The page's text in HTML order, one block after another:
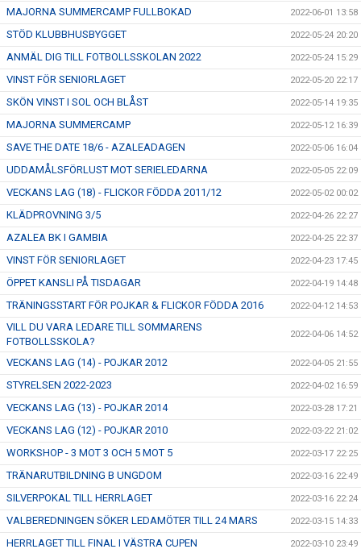
MAJORNA SUMMERCAMP FULLBOKAD 2022-06-01 13:58
STÖD KLUBBHUSBYGGET 2022-05-24 20:20
ANMÄL DIG TILL FOTBOLLSSKOLAN 2022 2022-05-24 15:29
VINST FÖR SENIORLAGET 2022-05-20 22:17
SKÖN VINST I SOL OCH BLÅST 2022-05-14 19:35
MAJORNA SUMMERCAMP 2022-05-12 16:39
SAVE THE DATE 18/6 - AZALEADAGEN 2022-05-06 16:04
UDDAMÅLSFÖRLUST MOT SERIELEDARNA 2022-05-05 22:09
VECKANS LAG (18) - FLICKOR FÖDDA 2011/12 2022-05-02 00:02
KLÄDPROVNING 3/5 2022-04-26 22:27
AZALEA BK I GAMBIA 2022-04-25 22:37
VINST FÖR SENIORLAGET 2022-04-23 17:45
ÖPPET KANSLI PÅ TISDAGAR 2022-04-19 14:48
TRÄNINGSSTART FÖR POJKAR & FLICKOR FÖDDA 2016 2022-04-12 14:53
VILL DU VARA LEDARE TILL SOMMARENS
FOTBOLLSSKOLA?
2022-04-06 14:52
VECKANS LAG (14) - POJKAR 2012 2022-04-05 21:55
STYRELSEN 2022-2023 2022-04-02 16:59
VECKANS LAG (13) - POJKAR 2014 2022-03-28 17:21
VECKANS LAG (12) - POJKAR 2010 2022-03-22 21:02
WORKSHOP - 3 MOT 3 OCH 5 MOT 5 2022-03-17 22:25
TRÄNARUTBILDNING B UNGDOM 2022-03-16 22:49
SILVERPOKAL TILL HERRLAGET 2022-03-16 22:24
VALBEREDNINGEN SÖKER LEDAMÖTER TILL 24 MARS 2022-03-15 14:33
HERRLAGET TILL FINAL I VÄSTRA CUPEN 2022-03-10 23:49